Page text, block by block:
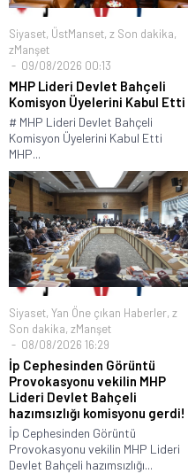
Siyaset, ÜstManset, z Son dakika,
zManşet
09/08/2026 00:13
MHP Lideri Devlet Bahçeli
Komisyon Üyelerini Kabul Etti
# MHP Lideri Devlet Bahçeli
Komisyon Üyelerini Kabul Etti
MHP...
Siyaset, Yan Öne çıkan Haberler, z
Son dakika, zManşet
08/08/2026 16:29
İp Cephesinden Görüntü
Provokasyonu vekilin MHP
Lideri Devlet Bahçeli
hazımsızlığı komisyonu gerdi!
İp Cephesinden Görüntü
Provokasyonu vekilin MHP Lideri
Devlet Bahçeli hazımsızlığı...